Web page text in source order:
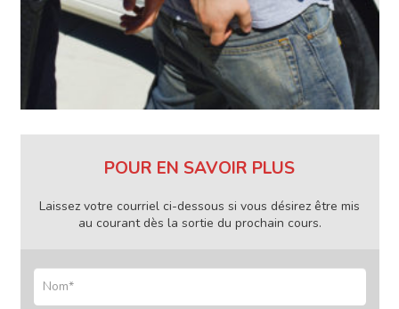
POUR EN SAVOIR PLUS
Laissez votre courriel ci-dessous si vous désirez être mis
au courant dès la sortie du prochain cours.